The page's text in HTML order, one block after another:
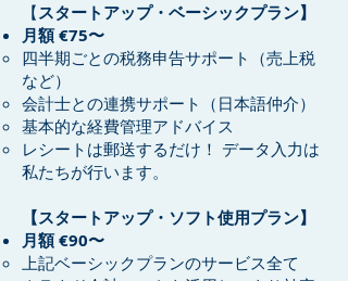
【スタートアップ・ベーシックプラン】
月額 €75〜
四半期ごとの税務申告サポート（売上税
など）
会計士との連携サポート（日本語仲介）
基本的な経費管理アドバイス
レシートは郵送するだけ！ データ入力は
私たちが行います。
【スタートアップ・ソフト使用プラン】
月額 €90〜
上記ベーシックプランのサービス全て